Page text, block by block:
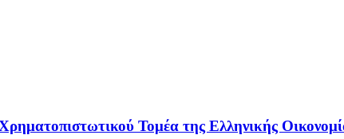
Τομέα της Ελληνικής